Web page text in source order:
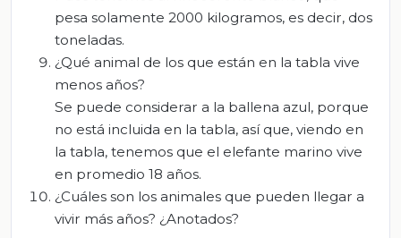
pesa solamente 2000 kilogramos, es decir, dos
toneladas.
¿Qué animal de los que están en la tabla vive
menos años?
Se puede considerar a la ballena azul, porque
no está incluida en la tabla, así que, viendo en
la tabla, tenemos que el elefante marino vive
en promedio 18 años.
¿Cuáles son los animales que pueden llegar a
vivir más años? ¿Anotados?